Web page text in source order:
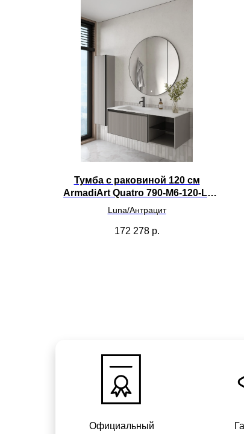
Тумба с раковиной 120 см
ArmadiArt Quatro 790-M6-120-L-
RIB-A/793-120-W-A
Luna/Антрацит
172 278 р.
Официальный